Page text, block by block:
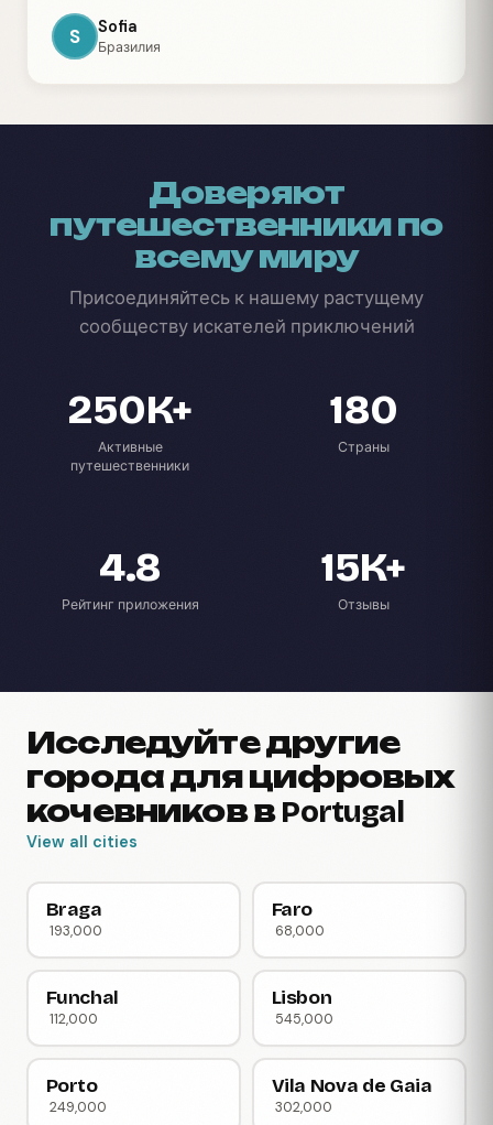
S Sofia
Бразилия
Доверяют
путешественники по
всему миру
Присоединяйтесь к нашему растущему
сообществу искателей приключений
250K+
Активные
путешественники
180
Страны
4.8
Рейтинг приложения
15K+
Отзывы
Исследуйте другие
города для цифровых
кочевников в Portugal
View all cities
Braga
193,000
Faro
68,000
Funchal
112,000
Lisbon
545,000
Porto
249,000
Vila Nova de Gaia
302,000